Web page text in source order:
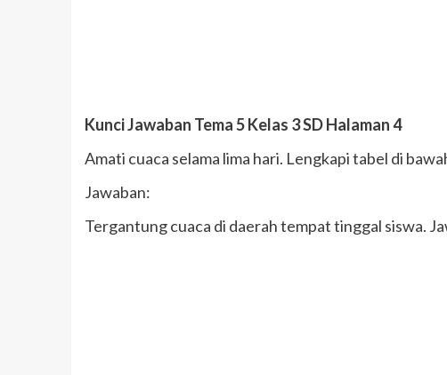
Kunci Jawaban Tema 5 Kelas 3 SD Halaman 4
Amati cuaca selama lima hari. Lengkapi tabel di
Jawaban:
Tergantung cuaca di daerah tempat tinggal siswa.